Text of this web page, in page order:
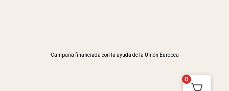
Campaña financiada con la ayuda de la Unión Europea
0